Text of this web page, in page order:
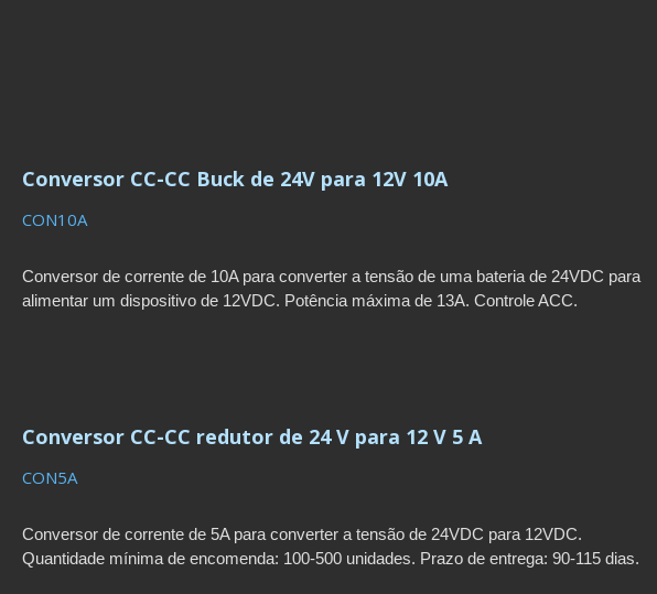
Conversor CC-CC Buck de 24V para 12V 10A
CON10A
Conversor de corrente de 10A para converter a tensão de uma bateria de 24VDC para
alimentar um dispositivo de 12VDC. Potência máxima de 13A. Controle ACC.
Conversor CC-CC redutor de 24 V para 12 V 5 A
CON5A
Conversor de corrente de 5A para converter a tensão de 24VDC para 12VDC.
Quantidade mínima de encomenda: 100-500 unidades. Prazo de entrega: 90-115 dias.